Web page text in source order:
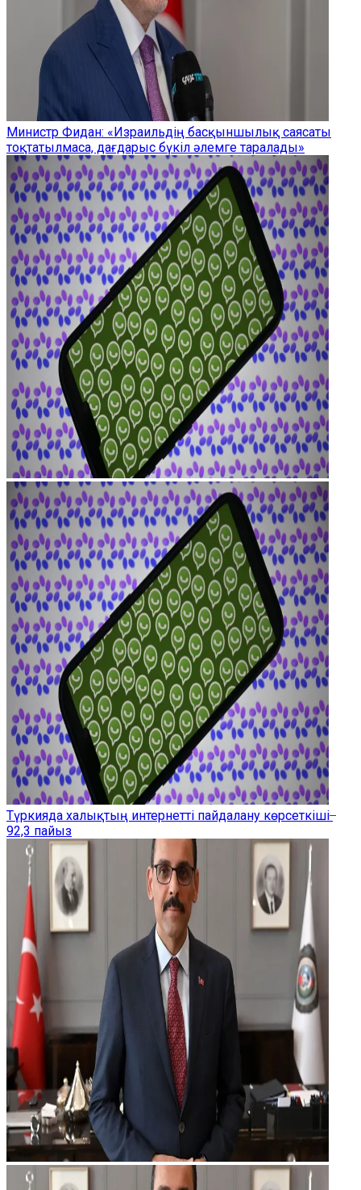
Министр Фидан: «Израильдің басқыншылық саясаты
тоқтатылмаса, дағдарыс бүкіл әлемге таралады»
Түркияда халықтың интернетті пайдалану көрсеткіші ̶
92,3 пайыз